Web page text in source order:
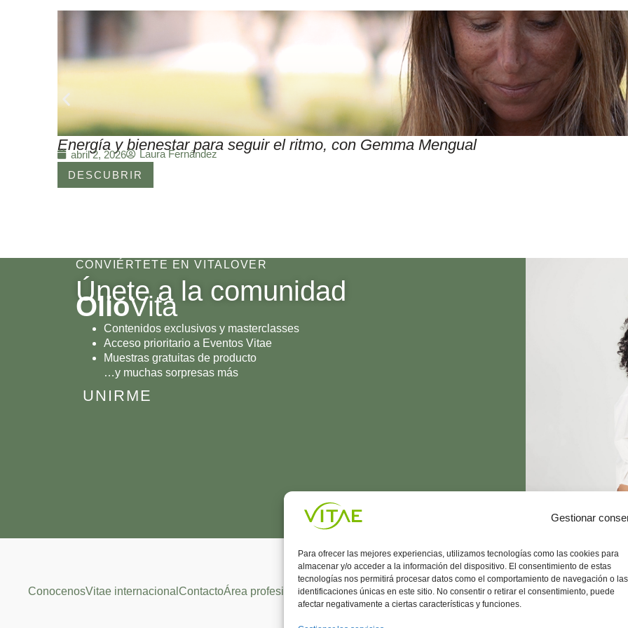
Gestionar
Para ofrecer las mejores experiencias, utilizamos tecnologías como las cookies para
almacenar y/o acceder a la información del dispositivo. El consentimiento de estas
tecnologías nos permitirá procesar datos como el comportamiento de navegación o las
identificaciones únicas en este sitio. No consentir o retirar el consentimiento, puede
afectar negativamente a ciertas características y funciones.
Energía y bienestar para seguir el ritmo, con Gemma Mengual
abril 2, 2026
Laura Fernández
DESCUBRIR
CONVIÉRTETE EN VITALOVER
Únete a la comunidad
OlioVita
Contenidos exclusivos y masterclasses
Acceso prioritario a Eventos Vitae
Muestras gratuitas de producto
…y muchas sorpresas más
UNIRME
ConocenosVitae internacional ContactoÁrea profesional